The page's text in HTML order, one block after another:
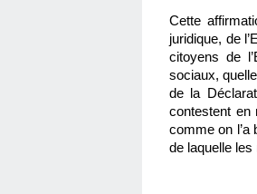
Cette
juridique, de
citoyens de
sociaux,
de la
contestent en
comme on l’a
de laquelle